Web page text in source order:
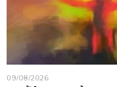
09/08/2026